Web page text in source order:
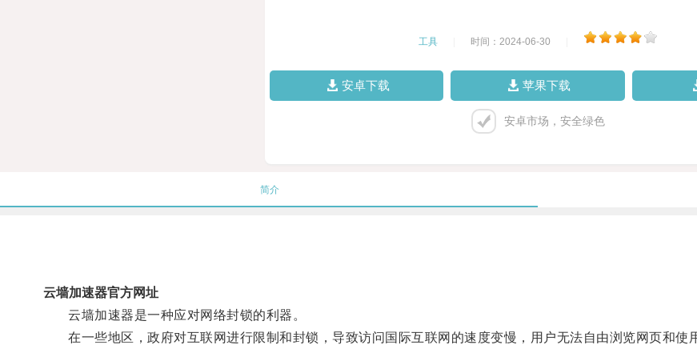
工具 时间：2024-06-30
安卓下载 苹果下载
安卓市场，安全绿色
简介
云墙加速器官方网址
云墙加速器是一种应对网络封锁的利器。
在一些地区，政府对互联网进行限制和封锁，导致访问国际互联网的速度变慢，用户无法自由浏览网页和使